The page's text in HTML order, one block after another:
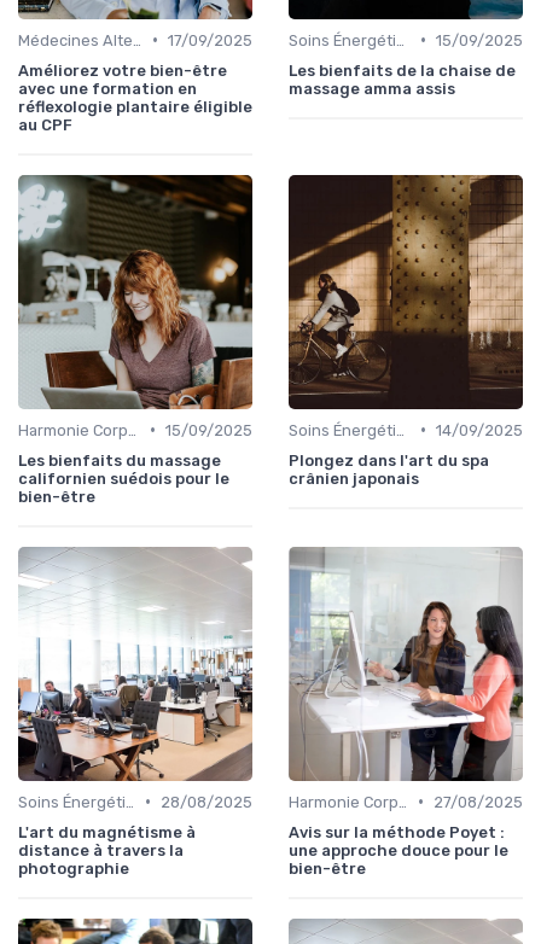
• 17/09/2025
Améliorez votre bien-être
avec une formation en
réflexologie plantaire éligible
au CPF
• 15/09/2025
Les bienfaits de la chaise de
massage amma assis
• 15/09/2025
Les bienfaits du massage
californien suédois pour le
bien-être
• 14/09/2025
Plongez dans l'art du spa
crânien japonais
•
28/08/2025
L'art du magnétisme à
distance à travers la
photographie
•
27/08/2025
Avis sur la méthode Poyet :
une approche douce pour le
bien-être